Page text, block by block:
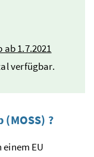
ab 1.7.2021
verfügbar.
(MOSS) ?
einem EU